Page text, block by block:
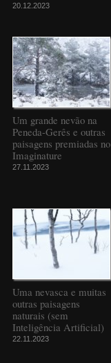
20.12.2023
Um grande nevão na
Peneda-Gerês e outras
paisagens premiadas no
Imaginature
27.11.2023
Uma nevasca e muitas
outras paisagens
naturais (sem
Inteligência Artificial)
22.11.2023